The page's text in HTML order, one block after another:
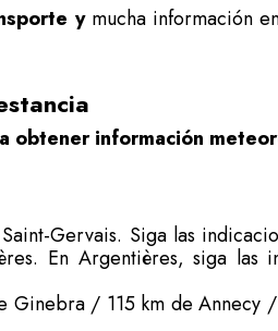
ymucha información
obtener información
Gervais. Siga las
En Argentières, siga las
Ginebra / 115 km de Annecy